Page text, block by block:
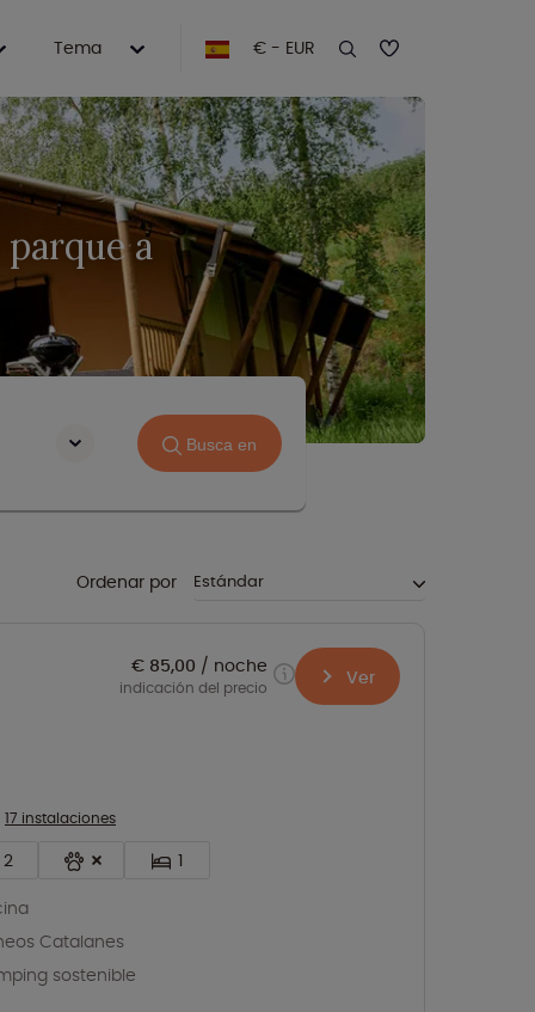
Tema € - EUR
a
Busca en
Ordenar por
17 instalaciones
2
1
Catalanes
sostenible
€ 85,00 noche
indicación del precio Ver